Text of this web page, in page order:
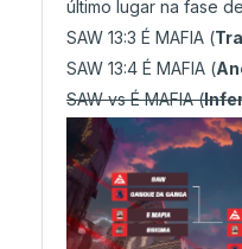
último lugar na fase
SAW 13:3 É MAFIA (
SAW 13:4 É MAFIA (
SAW vs É MAFIA (